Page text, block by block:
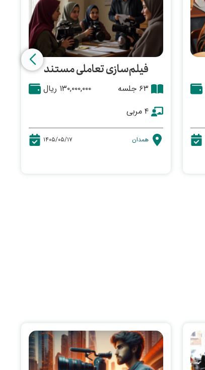
فیلم‌سازی تعاملی مستند
۶۳ جلسه
۱۳۰,۰۰۰,۰۰۰ ریال
همدان ۱۴۰۵/۰۵/۱۷